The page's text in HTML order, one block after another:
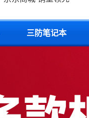
三防笔记本